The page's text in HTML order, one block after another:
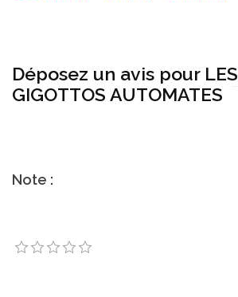
Déposez un avis pour LES
GIGOTTOS AUTOMATES
Note :